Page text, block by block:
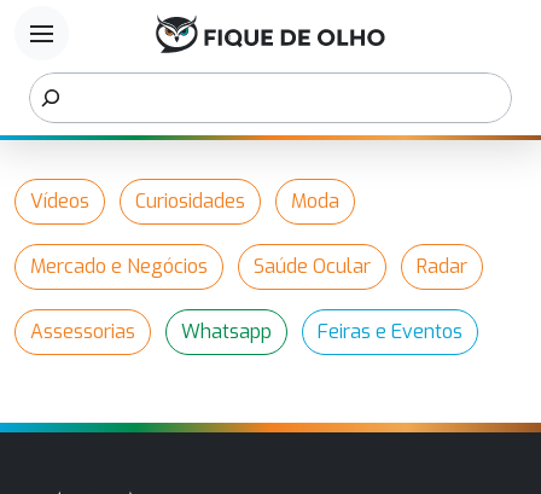
menu
Vídeos Curiosidades Moda
Mercado e Negócios Saúde Ocular Radar
Assessorias Whatsapp Feiras e Eventos